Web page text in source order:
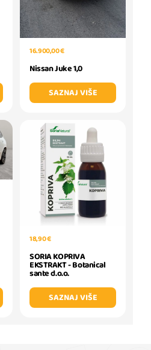
16.900,00 €
Nissan Juke 1,0
SAZNAJ VIŠE
18,90 €
SORIA KOPRIVA
EKSTRAKT - Botanical
sante d.o.o.
SAZNAJ VIŠE